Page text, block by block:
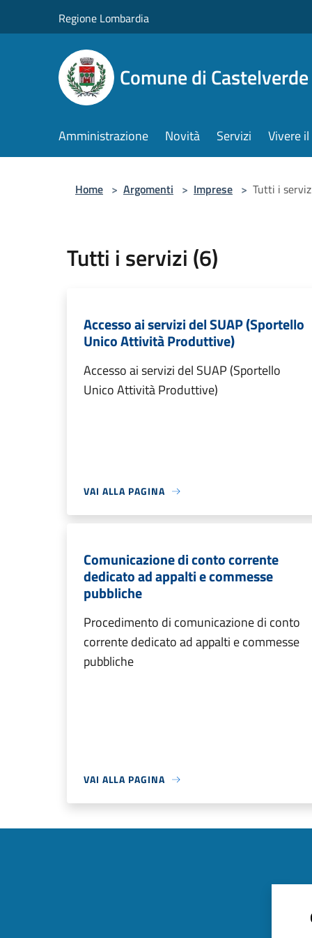
Regione Lombardia
Comune di Castelverde
Amministrazione Novità Servizi Vivere
Home > Argomenti > Imprese > Tutti i
Tutti i servizi (6)
Accesso ai servizi del SUAP (Sportello
Unico Attività Produttive)
Accesso ai servizi del SUAP (Sportello
Unico Attività Produttive)
VAI ALLA PAGINA
Comunicazione di conto corrente
dedicato ad appalti e commesse
pubbliche
Procedimento di comunicazione di conto
corrente dedicato ad appalti e commesse
pubbliche
VAI ALLA PAGINA